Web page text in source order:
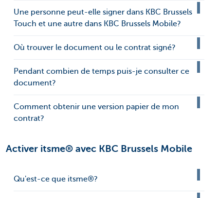
Une personne peut-elle signer dans KBC Brussels
Touch et une autre dans KBC Brussels Mobile?
Où trouver le document ou le contrat signé?
Pendant combien de temps puis-je consulter ce
document?
Comment obtenir une version papier de mon
contrat?
Activer itsme® avec KBC Brussels Mobile
Qu'est-ce que itsme®?